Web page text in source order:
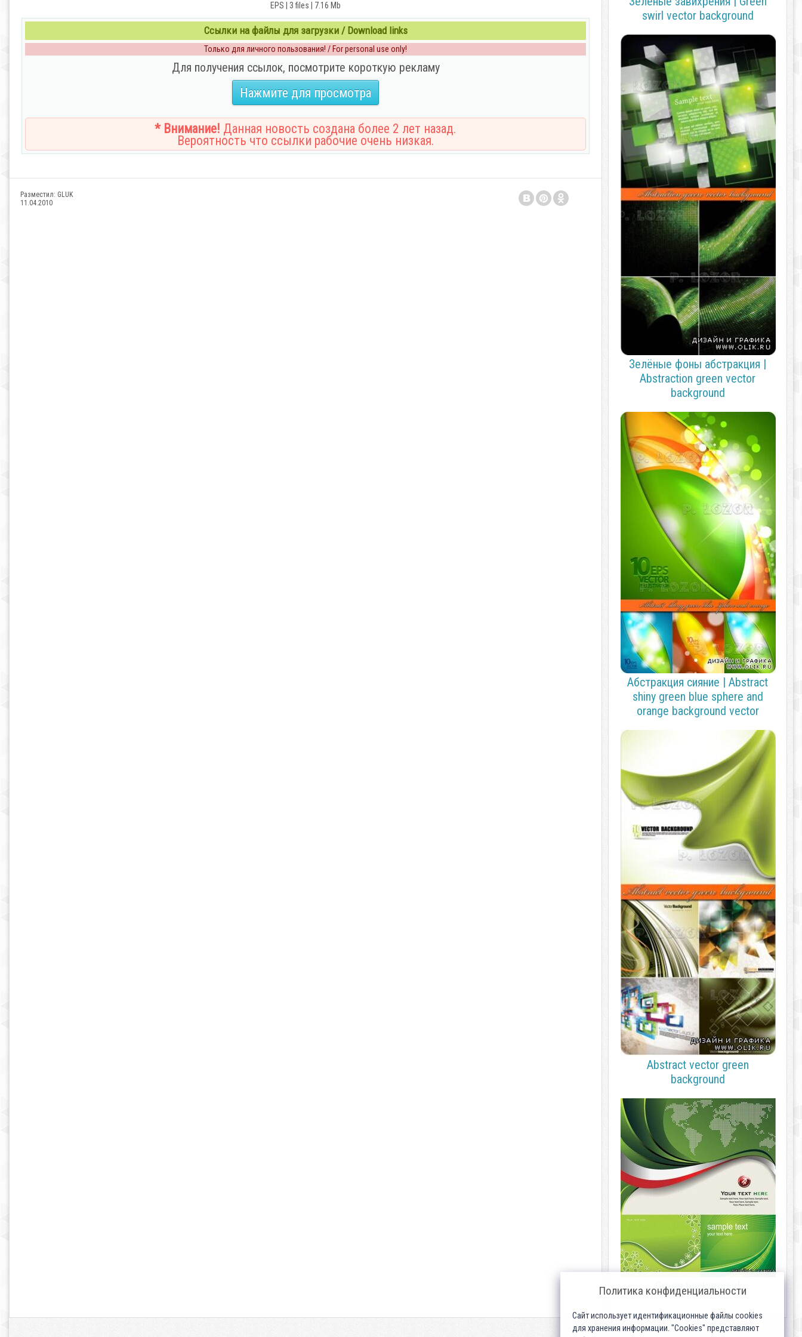
EPS | 3 files | 7.16 Mb
Ссылки на файлы для загрузки / Download links
Только для личного пользования! / For personal use only!
Для получения ссылок, посмотрите короткую рекламу
Нажмите для просмотра
* Внимание! Данная новость создана более 2 лет назад.
Вероятность что ссылки рабочие очень низкая.
Разместил: GLUK
11.04.2010
swirl vector background
Зелёные фоны абстракция |
Abstraction green vector
background
Абстракция сияние | Abstract
shiny green blue sphere and
orange background vector
Abstract vector green
background
Green background
Политика конфиденциальности
Сайт использует идентификационные файлы cookies
для хранения информации. "Cookies" представляют